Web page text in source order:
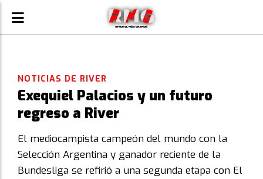
Exequiel Palacios y un futuro
regreso a River
El mediocampista campeón del mundo con la
Selección Argentina y ganador reciente de la
Bundesliga se refirió a una segunda etapa con El
NOTICIAS DE RIVER